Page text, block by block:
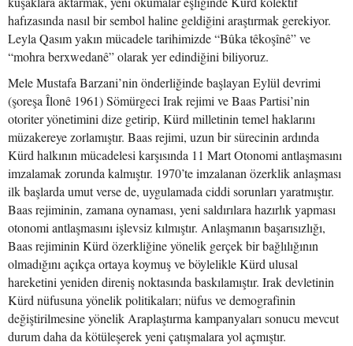
hafızasında nasıl bir sembol haline geldiğini araştırmak gerekiyor.
Leyla Qasım yakın mücadele tarihimizde “Bûka têkoşînê” ve
“mohra berxwedanê” olarak yer edindiğini biliyoruz.
Mele Mustafa Barzani’nin önderliğinde başlayan Eylül devrimi
(şoreşa Îlonê 1961) Sömürgeci Irak rejimi ve Baas Partisi’nin
otoriter yönetimini dize getirip, Kürd milletinin temel haklarını
müzakereye zorlamıştır. Baas rejimi, uzun bir sürecinin ardında
Kürd halkının mücadelesi karşısında 11 Mart Otonomi antlaşmasını
imzalamak zorunda kalmıştır. 1970’te imzalanan özerklik anlaşması
ilk başlarda umut verse de, uygulamada ciddi sorunları yaratmıştır.
Baas rejiminin, zamana oynaması, yeni saldırılara hazırlık yapması
otonomi antlaşmasını işlevsiz kılmıştır. Anlaşmanın başarısızlığı,
Baas rejiminin Kürd özerkliğine yönelik gerçek bir bağlılığının
olmadığını açıkça ortaya koymuş ve böylelikle Kürd ulusal
hareketini yeniden direniş noktasında baskılamıştır. Irak devletinin
Kürd nüfusuna yönelik politikaları; nüfus ve demografinin
değiştirilmesine yönelik Araplaştırma kampanyaları sonucu mevcut
durum daha da kötüleşerek yeni çatışmalara yol açmıştır.